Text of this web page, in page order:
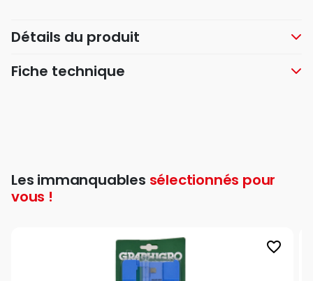
Détails du produit
Fiche technique
Les immanquables sélectionnés pour
vous !
favorite_border